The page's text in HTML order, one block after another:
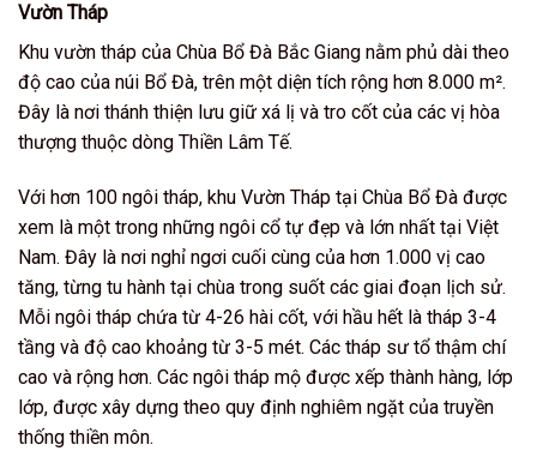
Vườn Tháp
Khu vườn tháp của Chùa Bổ Đà Bắc Giang nằm phủ dài theo
độ cao của núi Bổ Đà, trên một diện tích rộng hơn 8.000 m².
Đây là nơi thánh thiện lưu giữ xá lị và tro cốt của các vị hòa
thượng thuộc dòng Thiền Lâm Tế.
Với hơn 100 ngôi tháp, khu Vườn Tháp tại Chùa Bổ Đà được
xem là một trong những ngôi cổ tự đẹp và lớn nhất tại Việt
Nam. Đây là nơi nghỉ ngơi cuối cùng của hơn 1.000 vị cao
tăng, từng tu hành tại chùa trong suốt các giai đoạn lịch sử.
Mỗi ngôi tháp chứa từ 4-26 hài cốt, với hầu hết là tháp 3-4
tầng và độ cao khoảng từ 3-5 mét. Các tháp sư tổ thậm chí
cao và rộng hơn. Các ngôi tháp mộ được xếp thành hàng, lớp
lớp, được xây dựng theo quy định nghiêm ngặt của truyền
thống thiền môn.